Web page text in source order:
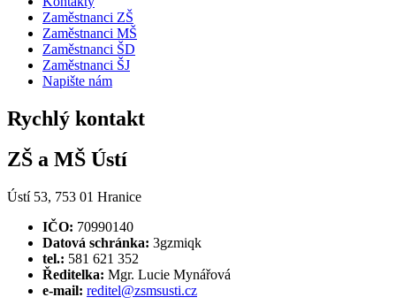
Zaměstnanci ZŠ
Zaměstnanci MŠ
Zaměstnanci ŠD
Zaměstnanci ŠJ
Napište nám
Rychlý kontakt
ZŠ a MŠ Ústí
Ústí 53, 753 01 Hranice
IČO: 70990140
Datová schránka: 3gzmiqk
tel.: 581 621 352
Ředitelka: Mgr. Lucie Mynářová
e-mail: reditel@zsmsusti.cz